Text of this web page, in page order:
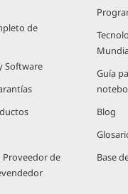
de
Software
Proveedor de
Guía
Blog
Base